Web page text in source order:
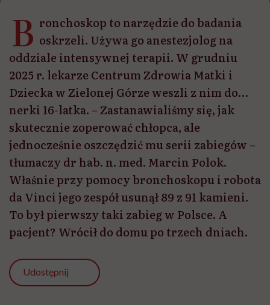
B ronchoskop to narzędzie do badania
oskrzeli. Używa go anestezjolog na
oddziale intensywnej terapii. W grudniu
2025 r. lekarze Centrum Zdrowia Matki i
Dziecka w Zielonej Górze weszli z nim do…
nerki 16-latka. – Zastanawialiśmy się, jak
skutecznie zoperować chłopca, ale
jednocześnie oszczędzić mu serii zabiegów –
tłumaczy dr hab. n. med. Marcin Polok.
Właśnie przy pomocy bronchoskopu i robota
da Vinci jego zespół usunął 89 z 91 kamieni.
To był pierwszy taki zabieg w Polsce. A
pacjent? Wrócił do domu po trzech dniach.
Udostępnij